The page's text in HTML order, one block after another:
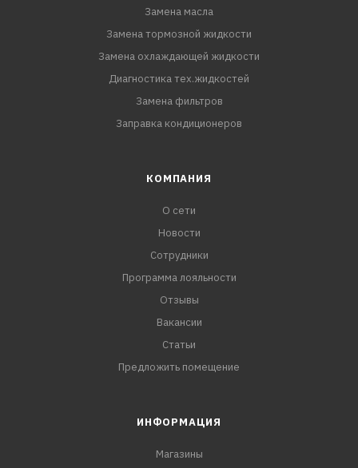
Замена масла
Замена тормозной жидкости
Замена охлаждающей жидкости
Диагностика тех.жидкостей
Замена фильтров
Заправка кондиционеров
КОМПАНИЯ
О сети
Новости
Сотрудники
Программа лояльности
Отзывы
Вакансии
Статьи
Предложить помещение
ИНФОРМАЦИЯ
Магазины